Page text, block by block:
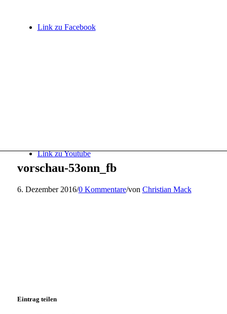
Link zu Facebook
Link zu Youtube
vorschau-53onn_fb
6. Dezember 2016/0 Kommentare/von Christian Mack
Eintrag teilen